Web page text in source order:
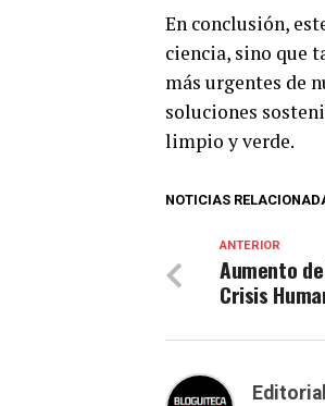
En conclusión,
ciencia, sino que
más urgentes de
soluciones
limpio y verde.
NOTICIAS
ANTERIOR
Aumento
Crisis
Editorial